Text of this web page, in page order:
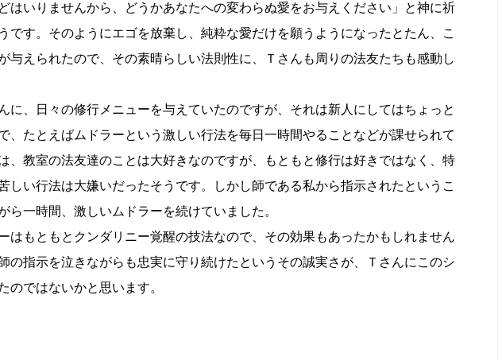
はいりませんから、どうかあなたへの変わらぬ愛をお与えください」と神に祈
です。そのようにエゴを放棄し、純粋な愛だけを願うようになったとたん、こ
与えられたので、その素晴らしい法則性に、Ｔさんも周りの法友たちも感動し
に、日々の修行メニューを与えていたのですが、それは新人にしてはちょっと
、たとえばムドラーという激しい行法を毎日一時間やることなどが課せられて
、教室の法友達のことは大好きなのですが、もともと修行は好きではなく、特
しい行法は大嫌いだったそうです。しかし師である私から指示されたというこ
ら一時間、激しいムドラーを続けていました。
はもともとクンダリニー覚醒の技法なので、その効果もあったかもしれません
の指示を泣きながらも忠実に守り続けたというその誠実さが、Ｔさんにこのシ
のではないかと思います。